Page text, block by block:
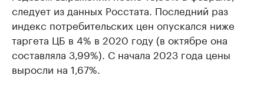
следует из данных Росстата. Последний раз
индекс потребительских цен опускался ниже
таргета ЦБ в 4% в 2020 году (в октябре она
составляла 3,99%). С начала 2023 года цены
выросли на 1,67%.